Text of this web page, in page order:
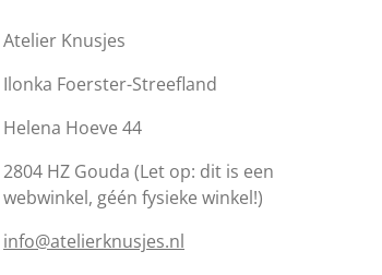
Atelier Knusjes
Ilonka Foerster-Streefland
Helena Hoeve 44
2804 HZ Gouda (Let op: dit is een
webwinkel, géén fysieke winkel!)
info@atelierknusjes.nl